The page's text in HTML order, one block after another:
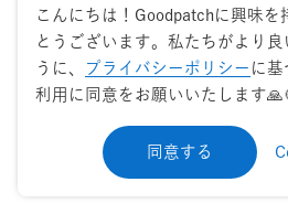
ればと思っていたんです。その
イのことで、自分と自分たちの
サーベイだったので、これをう
トが自分で組織改善をしていけ
スができないかという着想に至
こんにちは！Goodpatchに興味を
とうございます。私たちがより
うに、
プライバシーポリシー に基
利用に同意をお願いいたします
同意する